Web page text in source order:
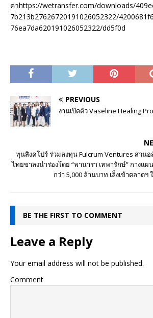
ค่าhttps://wetransfer.com/downloads/
7b213b27626720191026052322/
76ea7da620191026052322/dd5f0d
PREVIOUS
งานเปิดตัว Vaseline Healing
ทุนสิงคโปร์ ร่วมลงทุน Fulcrum Ventures สวนอ
ไทยขาลงนำร่องโดย “พานารา เทพารักษ์” กางแผ
กว่า 5,000 ล้านบาท เล็งเข้าตลาดฯ
BE THE FIRST TO COMMENT
Leave a Reply
Your email address will not be published.
Comment